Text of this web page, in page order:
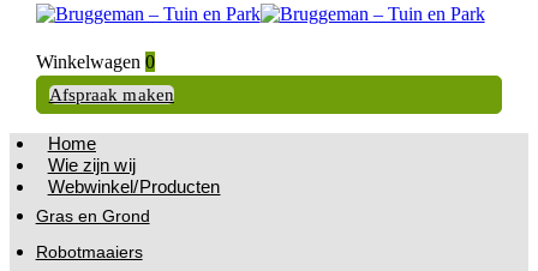
Winkelwagen 0
Afspraak maken
Home
Wie zijn wij
Webwinkel/Producten
Gras en Grond
Robotmaaiers